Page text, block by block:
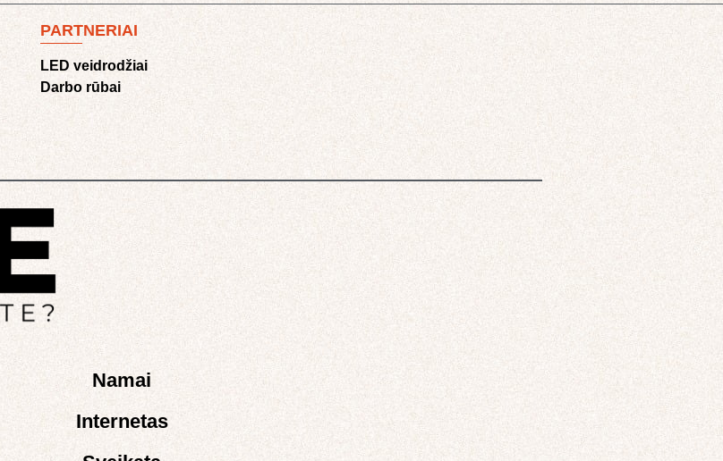
PARTNERIAI
LED veidrodžiai
Darbo rūbai
Namai
Internetas